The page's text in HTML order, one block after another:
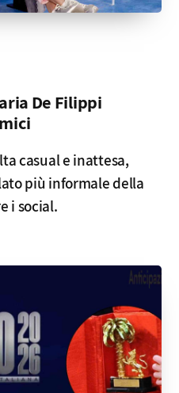
De Filippi
casual e inattesa,
più informale della
i social.